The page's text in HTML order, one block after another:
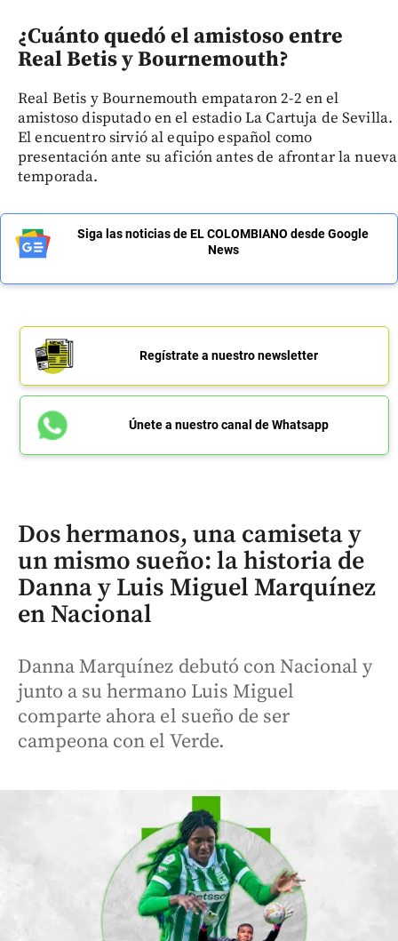
¿Cuánto quedó el amistoso entre
Real Betis y Bournemouth?
Real Betis y Bournemouth empataron 2-2 en el
amistoso disputado en el estadio La Cartuja de Sevilla.
El encuentro sirvió al equipo español como
presentación ante su afición antes de afrontar la nueva
temporada.
Siga las noticias de EL COLOMBIANO desde Google
News
Regístrate a nuestro newsletter
Únete a nuestro canal de Whatsapp
Dos hermanos, una camiseta y
un mismo sueño: la historia de
Danna y Luis Miguel Marquínez
en Nacional
Danna Marquínez debutó con Nacional y
junto a su hermano Luis Miguel
comparte ahora el sueño de ser
campeona con el Verde.